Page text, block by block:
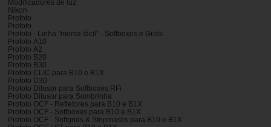
Modificadores de luz
Nikon
Profoto
Profoto
Profoto - Linha "monta fácil" - Softboxes e Grids
Profoto A10
Profoto A2
Profoto B20
Profoto B30
Profoto CLIC para B10 e B1X
Profoto D30
Profoto Difusor para Softboxes RFi
Profoto Difusor para Sombrinha
Profoto OCF - Refletores para B10 e B1X
Profoto OCF - Softboxes para B10 e B1X
Profoto OCF - Softgrids & Stripmasks para B10 e B1X